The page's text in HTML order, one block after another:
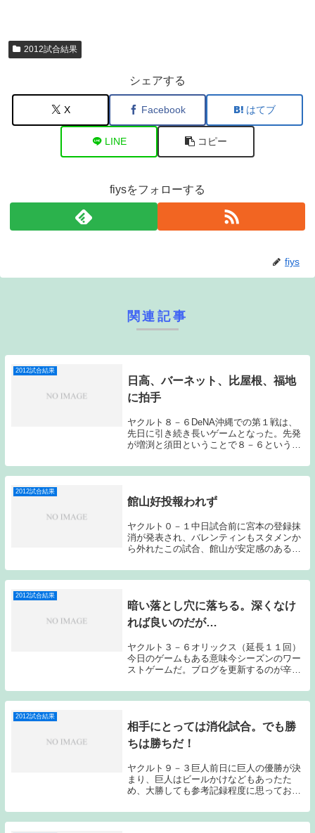
2012試合結果
シェアする
X Facebook はてブ
LINE コピー
fiysをフォローする
fiys
関連記事
2012試合結果
日高、バーネット、比屋根、福地
に拍手
ヤクルト８－６DeNA沖縄での第１戦は、
先日に引き続き長いゲームとなった。先発
が増渕と須田ということで８－６という結
で大勝ムードだっただけに何かすっきりし
ないゲームとなってしまった。それでも８
2012試合結果
館山好投報われず
ヤクルト０－１中日試合前に宮本の登録抹
消が発表され、バレンティンもスタメンか
ら外れたこの試合、館山が安定感のある投
一発に泣くこととなってしまった。ヤクル
トの先発は、館山。中日は山内。ヤクルト
2012試合結果
暗い落とし穴に落ちる。深くなけ
れば良いのだが…
ヤクルト３－６オリックス（延長１１回）
今日のゲームもある意味今シーズンのワー
ストゲームだ。ブログを更新するのが辛い
ばいけないゲームを落としてしまった。先
発は、ヤクルトロマン、オリックス木佐貫
2012試合結果
相手にとっては消化試合。でも勝
ちは勝ちだ！
ヤクルト９－３巨人前日に巨人の優勝が決
まり、巨人はビールかけなどもあったた
め、大勝しても参考記録程度に思っておい
である。石川に2か月半ぶりに白星がつい
たのは大きなことだ。ヤクルト石川、巨人